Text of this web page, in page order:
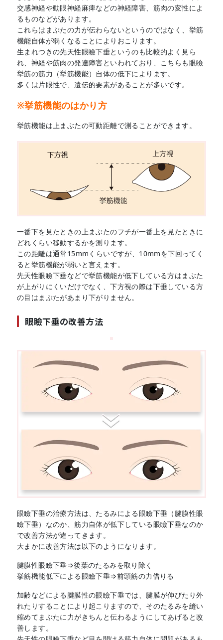
交感神経や動眼神経麻痺などの神経障害、筋肉の変性によ
るものなどがあります。
これらはまぶたの力が伝わらないというのではなく、挙筋
機能自体が弱くなることによりおこります。
生まれつきの先天性眼瞼下垂というのも比較的よく見ら
れ、神経や筋肉の発達障害といわれており、こちらも眼瞼
挙筋の筋力（挙筋機能）自体の低下によります。
多くは片眼性で、遺伝的要素があることが多いです。
※挙筋機能のはかり方
挙筋機能は上まぶたの可動距離で測ることができます。
一番下を見たときの上まぶたのフチが一番上を見たときに
どれくらい移動するかを測ります。
この距離は通常15mmくらいですが、10mmを下回ってく
ると挙筋機能が弱いと言えます。
先天性眼瞼下垂などで挙筋機能が低下している方はまぶた
が上がりにくいだけでなく、下方視の際は下垂している方
の目はまぶたがあまり下がりません。
眼瞼下垂の改善方法
眼瞼下垂の治療方法は、たるみによる眼瞼下垂（腱膜性眼
瞼下垂）なのか、筋力自体が低下している眼瞼下垂なのか
で改善方法が違ってきます。
大まかに改善方法は以下のようになります。
腱膜性眼瞼下垂⇒後葉のたるみを取り除く
挙筋機能低下による眼瞼下垂⇒前頭筋の力借りる
加齢などによる腱膜性の眼瞼下垂では、腱膜が伸びたり外
れたりすることにより起こりますので、そのたるみを縫い
縮めてまぶたに力がきちんと伝わるようにしてあげると改
善します。